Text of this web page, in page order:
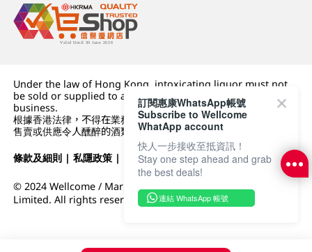
Under the law of Hong Kong, intoxicating liquor must not
be sold or supplied to a minor (under 18) in the course of
business.
根據香港法律，不得在業務過程中，向未成年人 (18 歲以下人士)
售賣或供應令人醺醉的酒類。
條款及細則 |私隱政策 | DFI零售集團
© 2024 Wellcome / Market Place. The Dairy Farm Company
Limited. All rights reserved.
訂閱惠康WhatsApp帳號
Subscribe to Wellcome
WhatApp account
快人一步接收至抵資訊！
Stay one step ahead and grab
the best deals!
連結 WhatsApp 帳號